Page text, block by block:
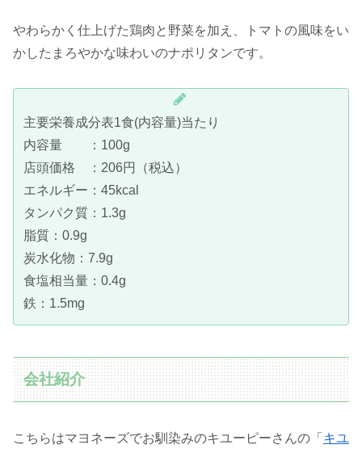
やわらかく仕上げた鶏肉と野菜を加え、トマトの風味をい
かしたまろやかな味わいのナポリタンです。
主要栄養成分表1食(内容量)当たり
内容量 ：100g
店頭価格 ：206円（税込）
エネルギー：45kcal
タンパク質：1.3g
脂質：0.9g
炭水化物：7.9g
食塩相当量：0.4g
鉄：1.5mg
会社紹介
こちらはマヨネーズでお馴染みのキユーピーさんの「 キユ